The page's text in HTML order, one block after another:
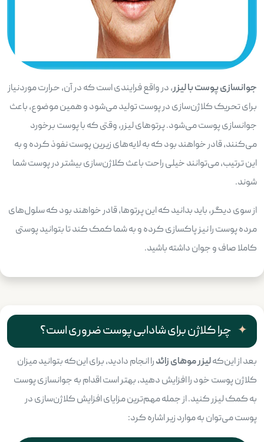
جوانسازی پوست با لیزر، در واقع فرایندی است که در آن، حرارت موردنیاز
برای تحریک کلاژن‌سازی در پوست تولید می‌شود و همین موضوع، باعث
جوانسازی پوست می‌شود. پرتوهای لیزر، وقتی که با پوست برخورد
می‌کنند، قادر خواهند بود که به لایه‌های زیرین پوست نفوذ کرده و به
این ترتیب، می‌توانند خیلی راحت باعث کلاژن‌سازی بیشتر در پوست شما
شوند.
از سوی دیگر، باید بدانید که این پرتوها، قادر خواهند بود که سلول‌های
مرده پوست را نیز پاکسازی کرده و به شما کمک کند تا بتوانید پوستی
کاملا صاف و جوان داشته باشید.
چرا کلاژن برای شادابی پوست ضروری است؟
بعد از این‌کهلیزر موهای زائدرا انجام دادید، برای این‌که بتوانید میزان
کلاژن پوست خود را افزایش دهید، بهتر است اقدام به جوانسازی پوست
به کمک لیزر کنید. از جمله مهم‌ترین مزایای افزایش کلاژن‌سازی در
پوست می‌توان به موارد زیر اشاره کرد: